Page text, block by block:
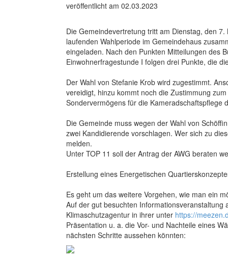
veröffentlicht am 02.03.2023
Die Gemeindevertretung tritt am Dienstag, den
laufenden Wahlperiode im Gemeindehaus
eingeladen. Nach den Punkten Mitteilungen des
Einwohnerfragestunde I folgen drei Punkte, die
Der Wahl von Stefanie Krob wird zugestimmt.
vereidigt, hinzu kommt noch die Zustimmung
Sondervermögens für die Kameradschaftspflege
Die Gemeinde muss wegen der Wahl von
zwei Kandidierende vorschlagen. Wer sich zu
melden.
Unter TOP 11 soll der Antrag der AWG beraten
Erstellung eines Energetischen
Es geht um das weitere Vorgehen, wie man ein
Auf der gut besuchten
Klimaschutzagentur in ihrer unter https://
Präsentation u. a. die Vor- und Nachteile eines
nächsten Schritte aussehen könnten: